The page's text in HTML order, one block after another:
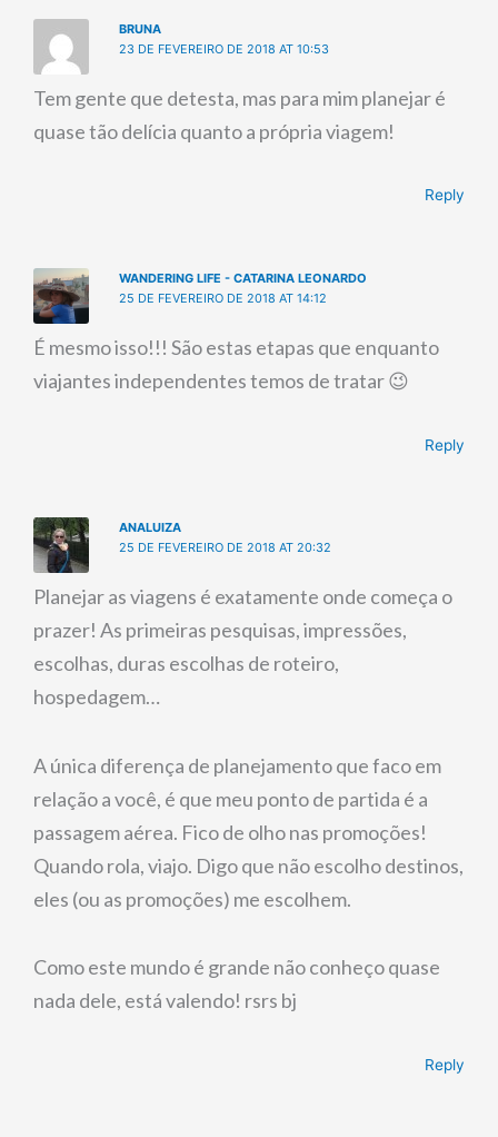
BRUNA
23 DE FEVEREIRO DE 2018 AT 10:53
Tem gente que detesta, mas para mim planejar é
quase tão delícia quanto a própria viagem!
Reply
WANDERING LIFE - CATARINA LEONARDO
25 DE FEVEREIRO DE 2018 AT 14:12
É mesmo isso!!! São estas etapas que enquanto
viajantes independentes temos de tratar 😉
Reply
ANALUIZA
25 DE FEVEREIRO DE 2018 AT 20:32
Planejar as viagens é exatamente onde começa o
prazer! As primeiras pesquisas, impressões,
escolhas, duras escolhas de roteiro,
hospedagem…
A única diferença de planejamento que faco em
relação a você, é que meu ponto de partida é a
passagem aérea. Fico de olho nas promoções!
Quando rola, viajo. Digo que não escolho destinos,
eles (ou as promoções) me escolhem.
Como este mundo é grande não conheço quase
nada dele, está valendo! rsrs bj
Reply